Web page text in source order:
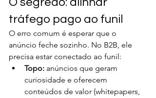
tráfego pago ao funil
O erro comum é esperar que o
anúncio feche sozinho. No B2B, ele
precisa estar conectado ao funil:
Topo: anúncios que geram
curiosidade e oferecem
conteúdos de valor (whitepapers,